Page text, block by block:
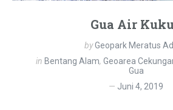
Gua Air
byGeopark Meratus
in Bentang Alam, Geoarea
Gua
Juni 4, 2019